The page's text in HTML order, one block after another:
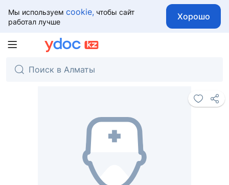
Мы используем cookie, чтобы сайт
работал лучше
Хорошо